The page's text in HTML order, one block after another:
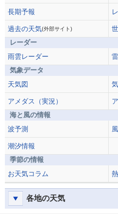
長期予報
過去の天気(外部サイト)
レーダー
雨雲レーダー
気象データ
天気図
アメダス（実況）
海と風の情報
波予測
潮汐情報
季節の情報
お天気コラム
各地の天気